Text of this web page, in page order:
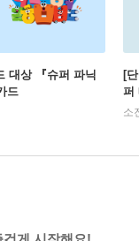
대상 『슈퍼 파닉
드
[
퍼
소